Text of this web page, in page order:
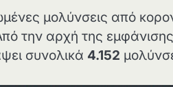
μολύνσεις από
την αρχή της εμφάνισης
συνολικά 4.152